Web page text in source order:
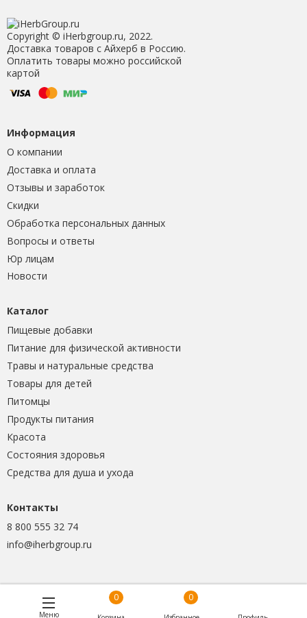
Copyright © iHerbgroup.ru, 2022.
Доставка товаров с Айхерб в Россию.
Оплатить товары можно российской
картой
Информация
О компании
Доставка и оплата
Отзывы и заработок
Скидки
Обработка персональных данных
Вопросы и ответы
Юр лицам
Новости
Каталог
Пищевые добавки
Питание для физической активности
Травы и натуральные средства
Товары для детей
Питомцы
Продукты питания
Красота
Состояния здоровья
Средства для душа и ухода
Контакты
8 800 555 32 74
info@iherbgroup.ru
Меню
0 0